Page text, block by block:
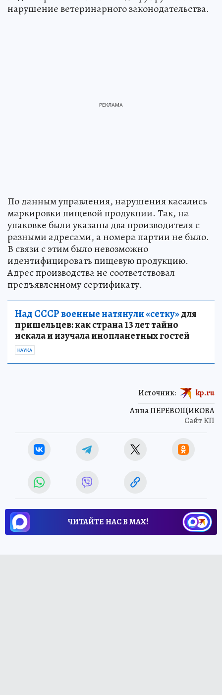
нарушение ветеринарного законодательства.
По данным управления, нарушения касались
маркировки пищевой продукции. Так, на
упаковке были указаны два производителя с
разными адресами, а номера партии не было.
В связи с этим было невозможно
идентифицировать пищевую продукцию.
Адрес производства не соответствовал
предъявленному сертификату.
Над СССР военные натянули «сетку»для
пришельцев: как страна 13 лет тайно
искала и изучала инопланетных гостей
НАУКА
Анна ПЕРЕВОЩИКОВА
Сайт КП
Источник: kp.ru
ЧИТАЙТЕ НАС В МАХ!